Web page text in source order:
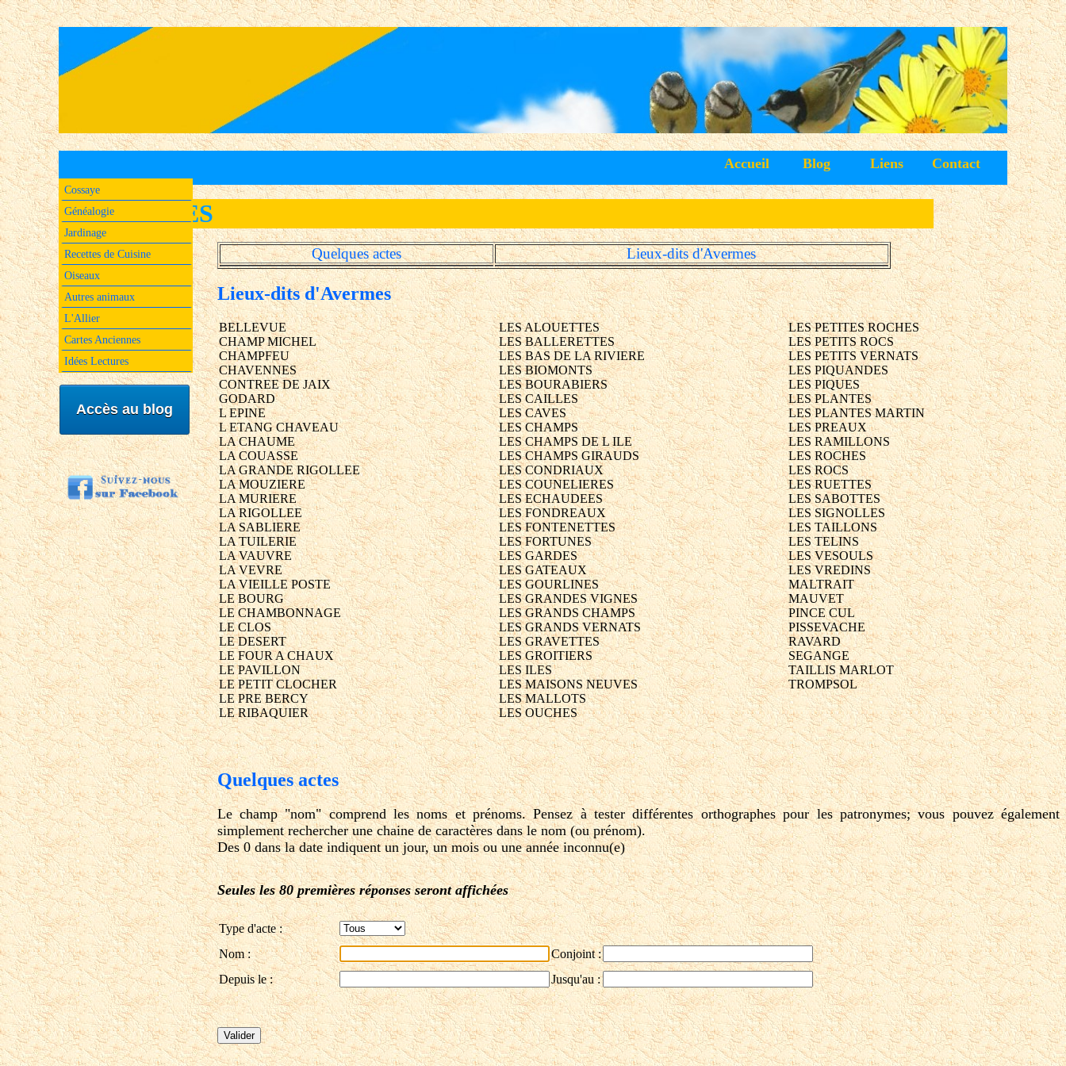
Contact
Liens
Blog
Accueil
Cossaye
Généalogie
Jardinage
Recettes de Cuisine
Oiseaux
Autres animaux
L'Allier
Cartes Anciennes
Idées Lectures
Accès au blog
AVERMES
Quelques actes Lieux-dits d'Avermes
Lieux-dits d'Avermes
BELLEVUE
CHAMP MICHEL
CHAMPFEU
CHAVENNES
CONTREE DE JAIX
GODARD
L EPINE
L ETANG CHAVEAU
LA CHAUME
LA COUASSE
LA GRANDE RIGOLLEE
LA MOUZIERE
LA MURIERE
LA RIGOLLEE
LA SABLIERE
LA TUILERIE
LA VAUVRE
LA VEVRE
LA VIEILLE POSTE
LE BOURG
LE CHAMBONNAGE
LE CLOS
LE DESERT
LE FOUR A CHAUX
LE PAVILLON
LE PETIT CLOCHER
LE PRE BERCY
LE RIBAQUIER
LES ALOUETTES
LES BALLERETTES
LES BAS DE LA RIVIERE
LES BIOMONTS
LES BOURABIERS
LES CAILLES
LES CAVES
LES CHAMPS
LES CHAMPS DE L ILE
LES CHAMPS GIRAUDS
LES CONDRIAUX
LES COUNELIERES
LES ECHAUDEES
LES FONDREAUX
LES FONTENETTES
LES FORTUNES
LES GARDES
LES GATEAUX
LES GOURLINES
LES GRANDES VIGNES
LES GRANDS CHAMPS
LES GRANDS VERNATS
LES GRAVETTES
LES GROITIERS
LES ILES
LES MAISONS NEUVES
LES MALLOTS
LES OUCHES
LES PETITES ROCHES
LES PETITS ROCS
LES PETITS VERNATS
LES PIQUANDES
LES PIQUES
LES PLANTES
LES PLANTES MARTIN
LES PREAUX
LES RAMILLONS
LES ROCHES
LES ROCS
LES RUETTES
LES SABOTTES
LES SIGNOLLES
LES TAILLONS
LES TELINS
LES VESOULS
LES VREDINS
MALTRAIT
MAUVET
PINCE CUL
PISSEVACHE
RAVARD
SEGANGE
TAILLIS MARLOT
TROMPSOL
Quelques actes
Le champ "nom" comprend les noms et prénoms. Pensez à tester différentes orthographes pour les patronymes; vous pouvez également
simplement rechercher une chaine de caractères dans le nom (ou prénom).
Des 0 dans la date indiquent un jour, un mois ou une année inconnu(e)
Seules les 80 premières réponses seront affichées
Type d'acte :
Nom :
Conjoint :
Depuis le :
Jusqu'au :